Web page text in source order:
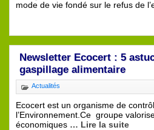
mode de vie fondé sur le refus de
Newsletter Ecocert : 5
gaspillage alimentaire
Actualités
Ecocert est un organisme de
l’Environnement.Ce groupe
économiques … Lire la suite